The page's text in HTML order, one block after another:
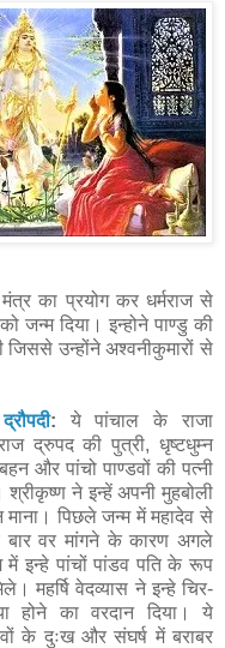
मंत्र का प्रयोग कर धर्मराज से
जन्म दिया। इन्होने पाण्डु की
जिससे उन्होंने अश्वनीकुमारों से
द्रौपदी: ये पांचाल के राजा
द्रुपद की पुत्री, धृष्टधुम्न
और पांचो पाण्डवों की पत्नी
श्रीकृष्ण ने इन्हें अपनी मुहबोली
माना। पिछले जन्म में महादेव से
बार वर मांगने के कारण अगले
में इन्हे पांचों पांडव पति के रूप
महर्षि वेदव्यास ने इन्हे चिर-
होने का वरदान दिया। ये
के दुःख और संघर्ष में बराबर